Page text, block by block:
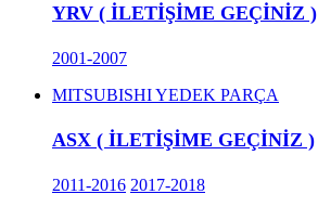
YRV ( İLETİŞİME GEÇİNİZ )
2001-2007
MITSUBISHI YEDEK PARÇA
ASX ( İLETİŞİME GEÇİNİZ )
2011-2016 2017-2018